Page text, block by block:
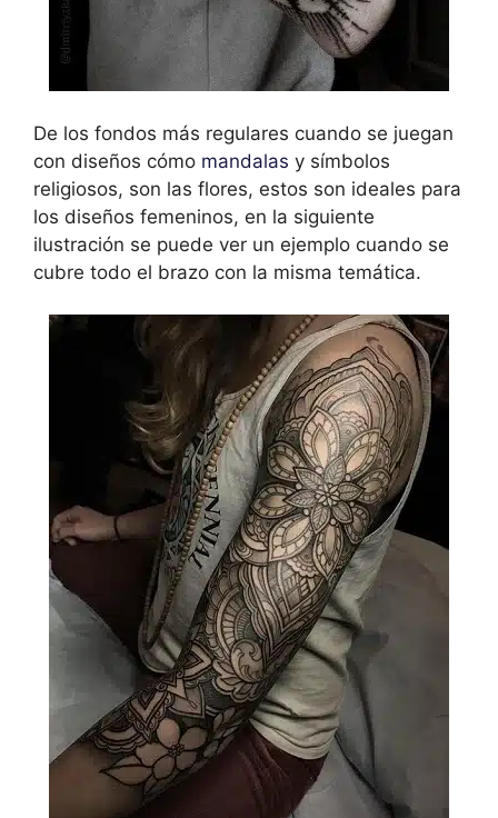
De los fondos más regulares cuando se juegan
con diseños cómo mandalas y símbolos
religiosos, son las flores, estos son ideales para
los diseños femeninos, en la siguiente
ilustración se puede ver un ejemplo cuando se
cubre todo el brazo con la misma temática.